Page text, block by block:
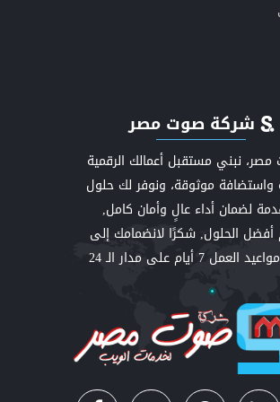
شركة صوت مصر
نبني مستقبل أعمالك الرقمية
واستضافة موثوقة، ونوفر لك حلول
لضمان أداء عالٍ وأمان كامل,
أفضل الحلول, شكرًا لانضمامك إلى
عائلتنا الرقمية, مواعيد العمل 7 أيام على مدار الـ 24